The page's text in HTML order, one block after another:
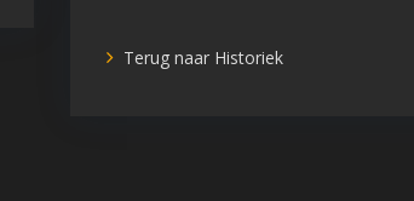
Terug naar Historiek